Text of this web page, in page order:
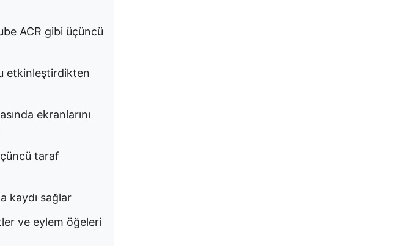
ACR gibi üçüncü
etkinleştirdikten
ekranlarını
taraf
kaydı sağlar
ve eylem öğeleri